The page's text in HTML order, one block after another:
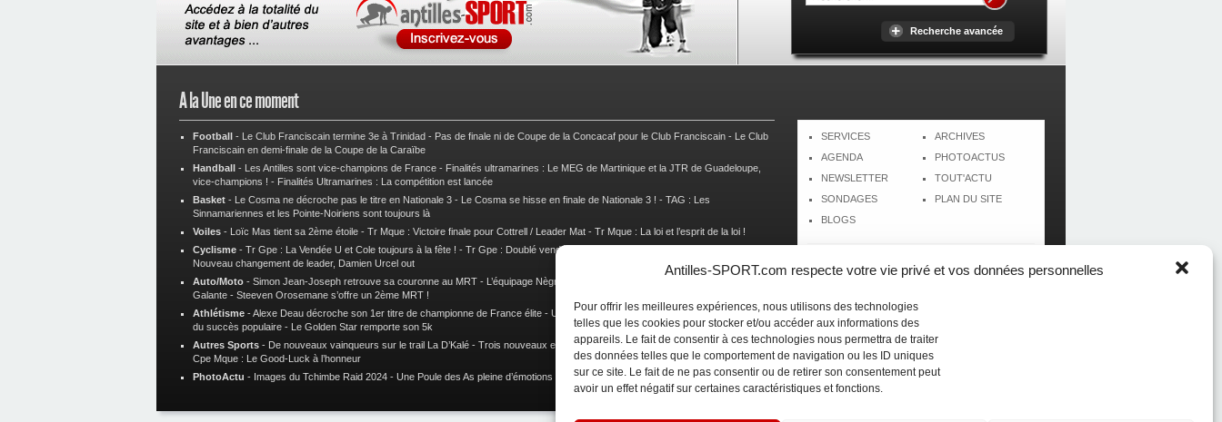
Antilles-SPORT.com respecte votre vie privé et vos données personnelles
Pour offrir les meilleures expériences, nous utilisons des technologies
telles que les cookies pour stocker et/ou accéder aux informations des
appareils. Le fait de consentir à ces technologies nous permettra de traiter
des données telles que le comportement de navigation ou les ID uniques
sur ce site. Le fait de ne pas consentir ou de retirer son consentement peut
avoir un effet négatif sur certaines caractéristiques et fonctions.
Recherche avancée
A la Une en ce moment
Football - Le Club Franciscain termine 3e à Trinidad - Pas de finale ni de Coupe de la Concacaf pour le Club Franciscain - Le Club
Franciscain en demi-finale de la Coupe de la Caraïbe
Handball - Les Antilles sont vice-champions de France - Finalités ultramarines : Le MEG de Martinique et la JTR de Guadeloupe,
vice-champions ! - Finalités Ultramarines : La compétition est lancée
Basket - Le Cosma ne décroche pas le titre en Nationale 3 - Le Cosma se hisse en finale de Nationale 3 ! - TAG : Les
Sinnamariennes et les Pointe-Noiriens sont toujours là
Voiles - Loïc Mas tient sa 2ème étoile - Tr Mque : Victoire finale pour Cottrell / Leader Mat - Tr Mque : La loi et l’esprit de la loi !
Cyclisme - Tr Gpe : La Vendée U et Cole toujours à la fête ! - Tr Gpe : Doublé vendéen sur l’étape des Mamelles
Nouveau changement de leader, Damien Urcel out
Auto/Moto - Simon Jean-Joseph retrouve sa couronne au MRT - L’équipage Nègre – Gérard remporte le 9e rallye du Pays Marie-
Galante - Steeven Orosemane s’offre un 2ème MRT !
Athlétisme -Alexe Deau décroche son 1er titre de championne de France élite - Un semi marathon sous le signe de la chaleur et
du succès populaire - Le Golden Star remporte son 5k
Autres Sports - De nouveaux vainqueurs sur le trail La D’Kalé - Trois nouveaux et un habitué au palmarès du Trail des Trésors-
Cpe Mque : Le Good-Luck à l’honneur
PhotoActu - Images du Tchimbe Raid 2024 - Une Poule des As pleine d’émotions ! Images de la Woulib 113 X-Trem
SERVICES
AGENDA
NEWSLETTER
SONDAGES
BLOGS
ARCHIVES
PHOTOACTUS
TOUT'ACTU
PLAN DU SITE